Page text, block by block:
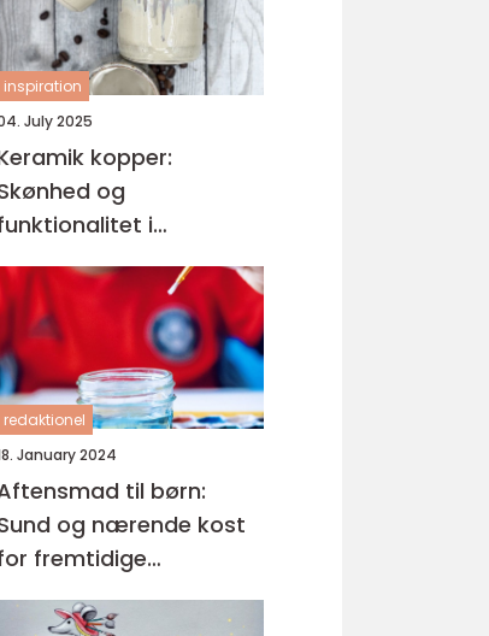
inspiration
July 2025
kopper:
og
i
redaktionel
January 2024
til børn:
og nærende kost
fremtidige